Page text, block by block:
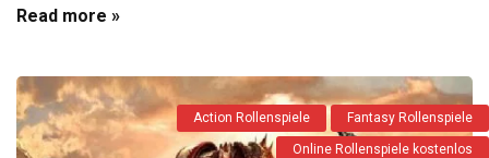
Read more »
Action Rollenspiele Fantasy Rollenspiele
Online Rollenspiele kostenlos